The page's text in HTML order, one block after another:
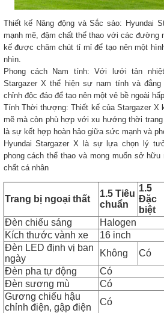
Thiết kế Năng động và Sắc sảo: Hyundai
mạnh mẽ, đậm chất thể thao với các đường
kế được chăm chút tỉ mỉ để tạo nên một
nhìn.
Phong cách Nam tính: Với lưới tản
Stargazer X thể hiện sự nam tính và
chỉnh độc đáo để tạo nên một vẻ bề ngoài
Tính Thời thượng: Thiết kế của Stargazer X
mẽ mà còn phù hợp với xu hướng thời
là sự kết hợp hoàn hảo giữa sức mạnh và
Hyundai Stargazer X là sự lựa chọn lý
phong cách thể thao và mong muốn sở
chất cá nhân
Trang bị ngoại thất
1.5 Tiêu
chuẩn
1.5
Đặc
biệt
Đèn chiếu sáng
Halogen
Kích thước vành xe
16 inch
Đèn LED định vị ban
ngày
Không
Có
Đèn pha tự động
Có
Đèn sương mù
Có
Gương chiếu hậu
chỉnh điện, gập điện
Có